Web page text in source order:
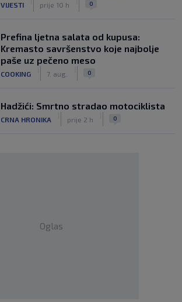
VIJESTI prije 10 h 0
Prefina ljetna salata od kupusa:
Kremasto savršenstvo koje najbolje
paše uz pečeno meso
COOKING 7. aug. 0
Hadžići: Smrtno stradao motociklista
CRNA HRONIKA prije 2 h 0
Oglas